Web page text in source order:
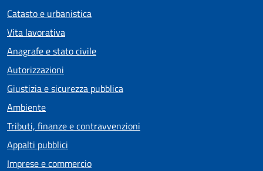
Catasto e urbanistica
Vita lavorativa
Anagrafe e stato civile
Autorizzazioni
Giustizia e sicurezza pubblica
Ambiente
Tributi, finanze e contravvenzioni
Appalti pubblici
Imprese e commercio